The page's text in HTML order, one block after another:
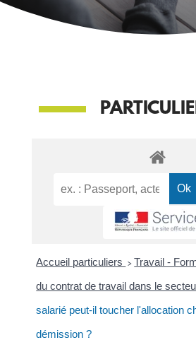
Accueil particuliers > Travail -
du contrat de travail dans le
salarié peut-il toucher l'allocation
démission ?